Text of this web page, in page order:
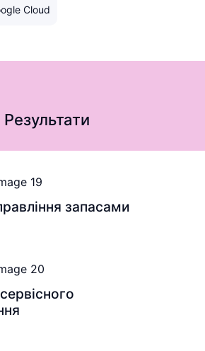
Cloud
Результати
запасами